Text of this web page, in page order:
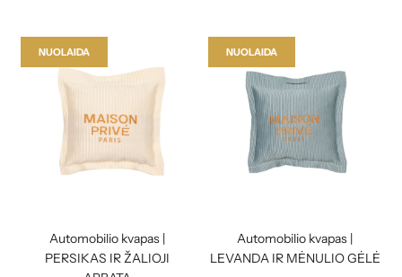
Automobilio kvapas |
PERSIKAS IR ŽALIOJI
NUOLAIDA
Automobilio kvapas |
LEVANDA IR MĖNULIO GĖLĖ
NUOLAIDA